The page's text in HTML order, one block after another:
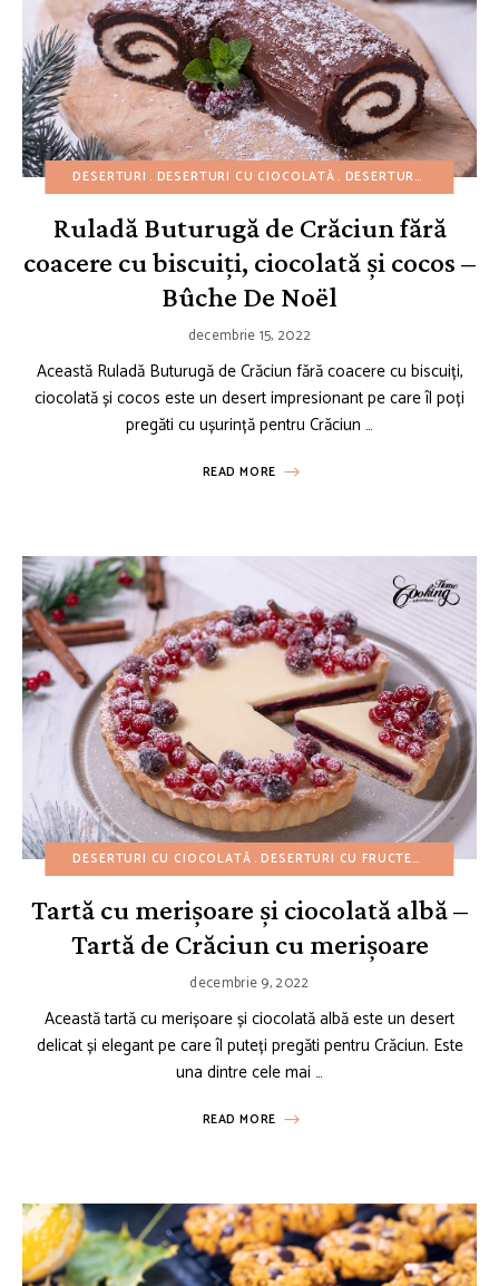
DESERTURI DESERTURI CU CIOCOLATĂ DESERTURI FĂRĂ COACERE
Ruladă Buturugă de Crăciun fără
coacere cu biscuiți, ciocolată și cocos –
Bûche De Noël
decembrie 15, 2022
Această Ruladă Buturugă de Crăciun fără coacere cu biscuiți,
ciocolată și cocos este un desert impresionant pe care îl poți
pregăti cu ușurință pentru Crăciun …
READ MORE
DESERTURI CU CIOCOLATĂ DESERTURI CU FRUCTE REȚETE
Tartă cu merișoare și ciocolată albă –
Tartă de Crăciun cu merișoare
decembrie 9, 2022
Această tartă cu merișoare și ciocolată albă este un desert
delicat și elegant pe care îl puteți pregăti pentru Crăciun. Este
una dintre cele mai …
READ MORE